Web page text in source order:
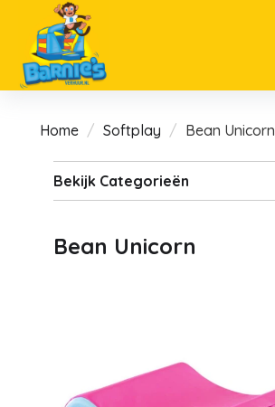
Home Softplay Bean Unicorn
Bekijk Categorieën
Bean Unicorn